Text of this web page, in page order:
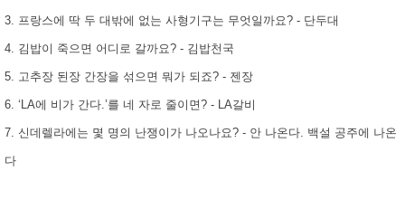
3. 프랑스에 딱 두 대밖에 없는 사형기구는 무엇일까요? - 단두대
4. 김밥이 죽으면 어디로 갈까요? - 김밥천국
5. 고추장 된장 간장을 섞으면 뭐가 되죠? - 젠장
6. ‘LA에 비가 간다.’를 네 자로 줄이면? - LA갈비
7. 신데렐라에는 몇 명의 난쟁이가 나오나요? - 안 나온다. 백설 공주에 나온
다